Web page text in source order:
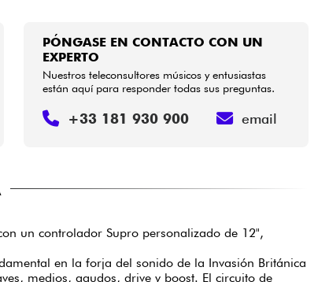
PÓNGASE EN CONTACTO CON UN
EXPERTO
Nuestros teleconsultores músicos y entusiastas
están aquí para responder todas sus preguntas.
+33 181 930 900 email
un controlador Supro personalizado de 12",
en la forja del sonido de la Invasión Británica
medios, agudos, drive y boost. El circuito de